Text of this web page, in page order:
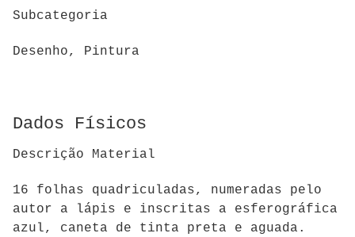
Subcategoria
Desenho, Pintura
Dados Físicos
Descrição Material
16 folhas quadriculadas, numeradas pelo
autor a lápis e inscritas a esferográfica
azul, caneta de tinta preta e aguada.